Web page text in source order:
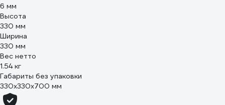
6 мм
Высота
330 мм
Ширина
330 мм
Вес нетто
1.54 кг
Габариты без упаковки
330х330х700 мм